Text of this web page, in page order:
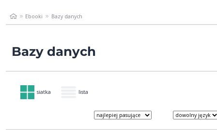
Ebooki Bazy danych
Bazy danych
siatka lista